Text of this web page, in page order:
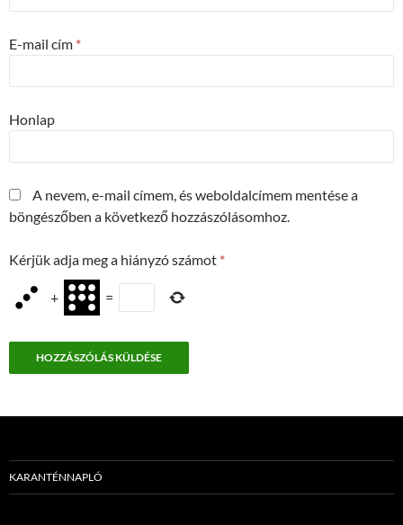
E-mail cím *
Honlap
A nevem, e-mail címem, és weboldalcímem mentése a
böngészőben a következő hozzászólásomhoz.
Kérjük adja meg a hiányzó számot *
+ =
KARANTÉNNAPLÓ